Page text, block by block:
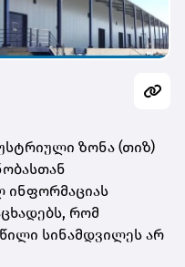
ზონა (თიზ)
ინფორმაციას
რომ
სინამდვილეს არ